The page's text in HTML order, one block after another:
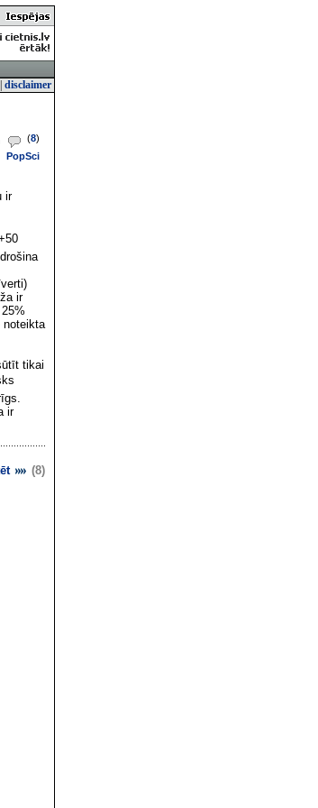
disclaimer
(8)
PopSci
ir
ir
noteikta
tikai
ir
(8)